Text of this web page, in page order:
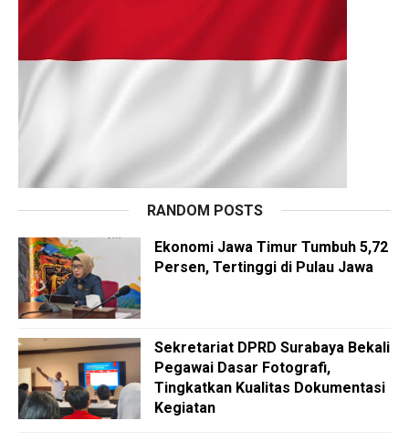
RANDOM POSTS
Ekonomi Jawa Timur Tumbuh 5,72
Persen, Tertinggi di Pulau Jawa
Sekretariat DPRD Surabaya Bekali
Pegawai Dasar Fotografi,
Tingkatkan Kualitas Dokumentasi
Kegiatan